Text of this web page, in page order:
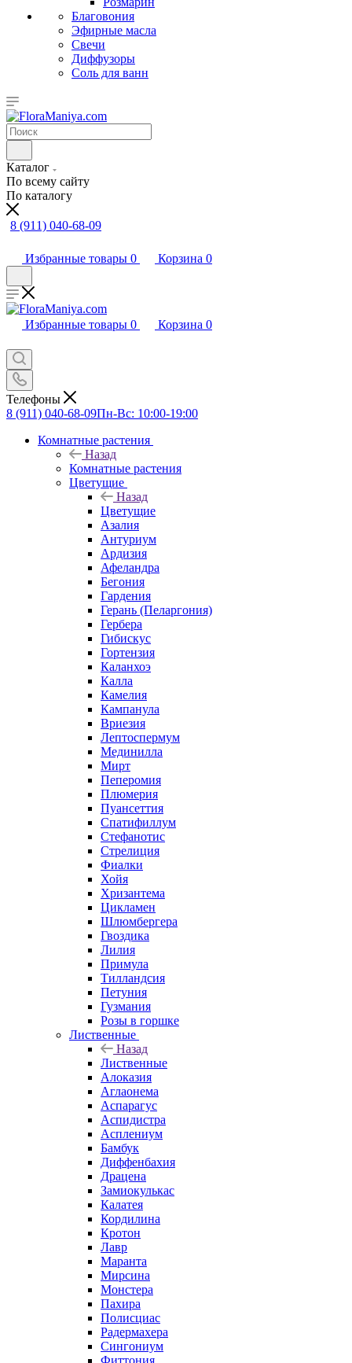
Благовония
Эфирные масла
Свечи
Диффузоры
Соль для ванн
Каталог
По всему сайту
По каталогу
8 (911) 040-68-09
Избранные товары 0 Корзина 0
Избранные товары 0 Корзина 0
Телефоны
8 (911) 040-68-09Пн-Вс: 10:00-19:00
Комнатные растения
Назад
Комнатные растения
Цветущие
Назад
Цветущие
Азалия
Антуриум
Ардизия
Афеландра
Бегония
Гардения
Герань (Пеларгония)
Гербера
Гибискус
Гортензия
Каланхоэ
Калла
Камелия
Кампанула
Вриезия
Лептоспермум
Мединилла
Мирт
Пеперомия
Плюмерия
Пуансеттия
Спатифиллум
Стефанотис
Стрелиция
Фиалки
Хойя
Хризантема
Цикламен
Шлюмбергера
Гвоздика
Лилия
Примула
Тилландсия
Петуния
Гузмания
Розы в горшке
Лиственные
Назад
Лиственные
Алоказия
Аглаонема
Аспарагус
Аспидистра
Асплениум
Бамбук
Диффенбахия
Драцена
Замиокулькас
Калатея
Кордилина
Кротон
Лавр
Маранта
Мирсина
Монстера
Пахира
Полисциас
Радермахера
Сингониум
Фиттония